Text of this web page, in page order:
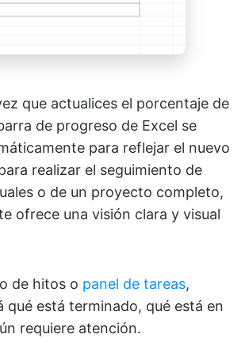
que actualices el porcentaje de
de progreso de Excel se
para reflejar el nuevo
realizar el seguimiento de
o de un proyecto completo,
ofrece una visión clara y visual
de hitos o panel de tareas,
qué está terminado, qué está en
requiere atención.